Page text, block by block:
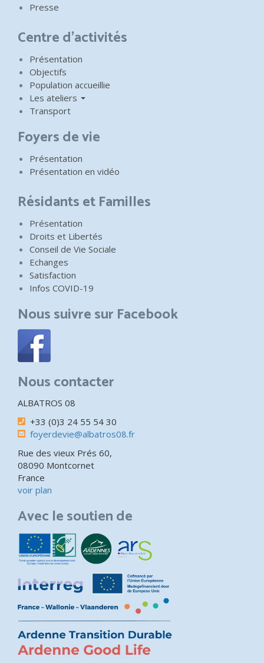
Presse
Centre d'activités
Présentation
Objectifs
Population accueillie
Les ateliers
Transport
Foyers de vie
Présentation
Présentation en vidéo
Résidants et Familles
Présentation
Droits et Libertés
Conseil de Vie Sociale
Echanges
Satisfaction
Infos COVID-19
Nous suivre sur Facebook
Nous contacter
ALBATROS 08
+33 (0)3 24 55 54 30
foyerdevie@albatros08.fr
Rue des vieux Prés 60,
08090 Montcornet
France
voir plan
Avec le soutien de